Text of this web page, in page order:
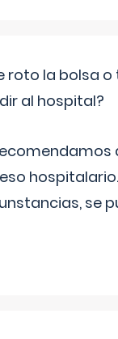
roto la bolsa
al hospital?
se